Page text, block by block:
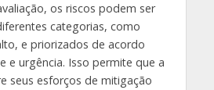
os riscos podem ser
categorias, como
e priorizados de acordo
e urgência. Isso permite que a
seus esforços de mitigação